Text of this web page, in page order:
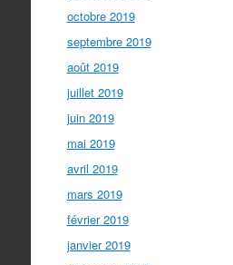
octobre 2019
septembre 2019
août 2019
juillet 2019
juin 2019
mai 2019
avril 2019
mars 2019
février 2019
janvier 2019